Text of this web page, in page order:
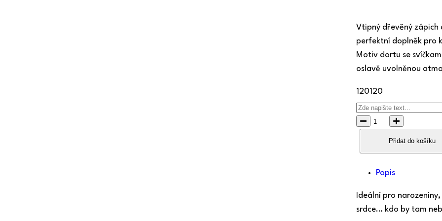
Vtipný dřevěný zápich
perfektní doplněk pro
Motiv dortu se
oslavě uvolněnou
120120
Přidat do košíku
Popis
Ideální pro
srdce… kdo by tam